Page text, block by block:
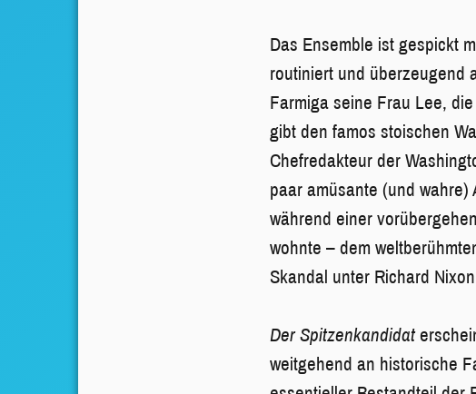
Das Ensemble ist gespickt
routiniert und überzeugend
Farmiga seine Frau Lee,
gibt den famos stoischen
Chefredakteur der
paar amüsante (und
während einer
wohnte – dem
Skandal unter Richard
Der Spitzenkandidat
weitgehend an historische